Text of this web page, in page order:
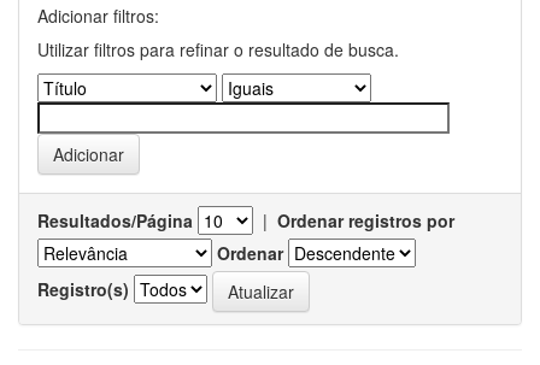
Adicionar filtros:
Utilizar filtros para refinar o resultado de busca.
Resultados/Página | Ordenar registros por
Ordenar
Registro(s)